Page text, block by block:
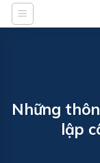
Bỏ
qua
Những
lập